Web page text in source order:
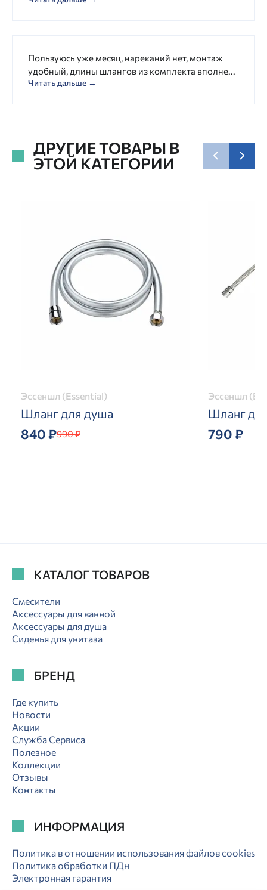
Пользуюсь уже месяц, нареканий нет, монтаж
удобный, длины шлангов из комплекта вполне...
Читать дальше →
ДРУГИЕ ТОВАРЫ В
ЭТОЙ КАТЕГОРИИ
Эссеншл (Essential)
Шланг для душа
840 ₽990 ₽
Эссеншл
Шланг
790 ₽
КАТАЛОГ ТОВАРОВ
Смесители
Аксессуары для ванной
Аксессуары для душа
Сиденья для унитаза
БРЕНД
Где купить
Новости
Акции
Служба Сервиса
Полезное
Коллекции
Отзывы
Контакты
ИНФОРМАЦИЯ
Политика в отношении использования файлов cookies
Политика обработки ПДн
Электронная гарантия